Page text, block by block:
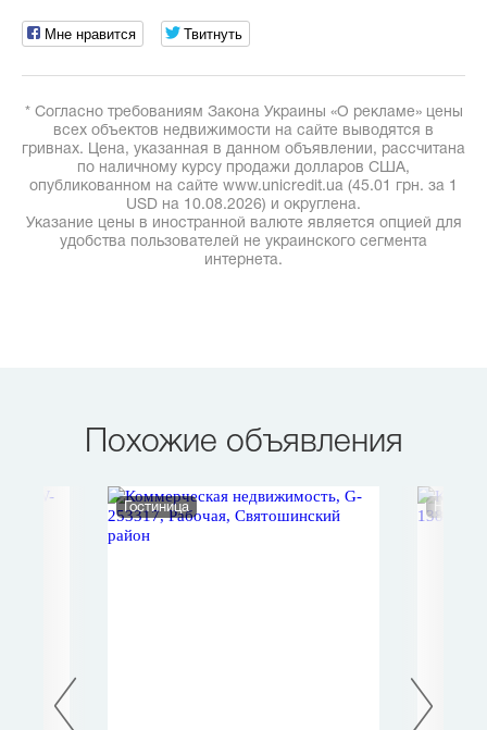
Мне нравится Твитнуть
* Согласно требованиям Закона Украины «О рекламе» цены
всех объектов недвижимости на сайте выводятся в
гривнах. Цена, указанная в данном объявлении, рассчитана
по наличному курсу продажи долларов США,
опубликованном на сайте www.unicredit.ua (45.01 грн. за 1
USD на 10.08.2026) и округлена.
Указание цены в иностранной валюте является опцией для
удобства пользователей не украинского сегмента
интернета.
Похожие объявления
Гостиница